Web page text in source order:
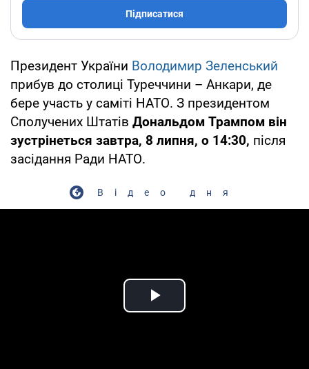
Підписатися
Президент України Володимир Зеленський
прибув до столиці Туреччини – Анкари, де
бере участь у саміті НАТО. З президентом
Сполучених Штатів Дональдом Трампом він
зустрінеться завтра, 8 липня, о 14:30, після
засідання Ради НАТО.
Відео дня
Play Video